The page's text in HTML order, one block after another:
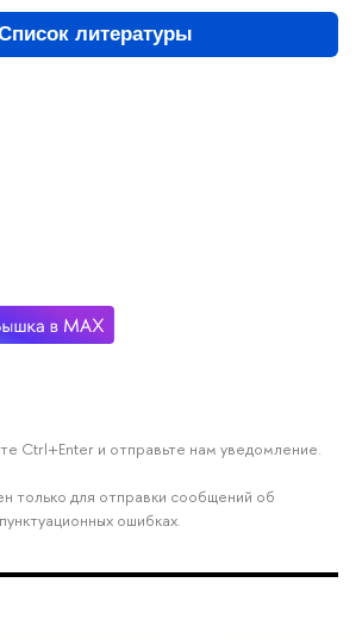
литературы
Ctrl+Enter и отправьте нам уведомление.
только для отправки сообщений об
ошибках.